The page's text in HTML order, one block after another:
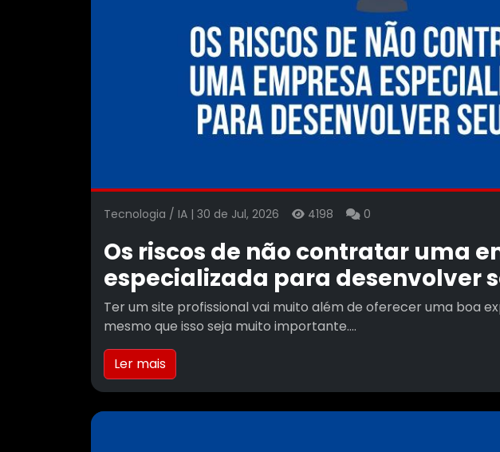
Tecnologia / IA | 30 de Jul, 2026 4198 0
Os riscos de não contratar uma
especializada para desenvolver
Ter um site profissional vai muito além de oferecer uma boa
mesmo que isso seja muito importante....
Ler mais